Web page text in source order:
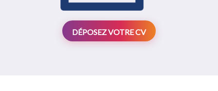
DÉPOSEZ VOTRE CV